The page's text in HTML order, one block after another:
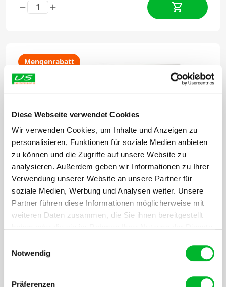
Diese Webseite verwendet Cookies
Wir verwenden Cookies, um Inhalte und Anzeigen zu
personalisieren, Funktionen für soziale Medien anbieten
zu können und die Zugriffe auf unsere Website zu
analysieren. Außerdem geben wir Informationen zu Ihrer
Verwendung unserer Website an unsere Partner für
soziale Medien, Werbung und Analysen weiter. Unsere
Partner führen diese Informationen möglicherweise mit
weiteren Daten zusammen, die Sie ihnen bereitgestellt
Notwendig
Präferenzen
Mengenrabatt
Klebefalle Trapper RTM Erdnuss (10